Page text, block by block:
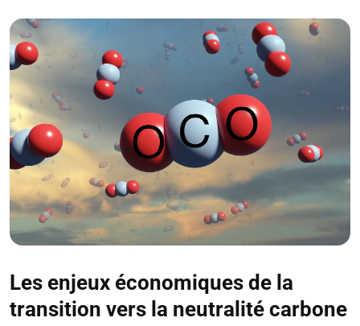
Les enjeux économiques de la
transition vers la neutralité carbone